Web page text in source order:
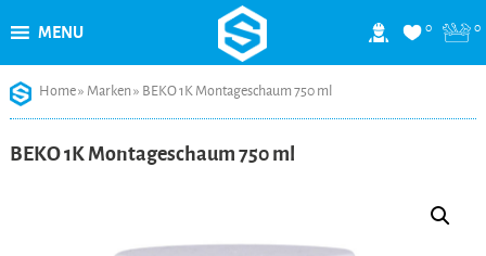
content
0 0
MENU
Home» Marken» BEKO 1K Montageschaum 750 ml
BEKO 1K Montageschaum 750 ml